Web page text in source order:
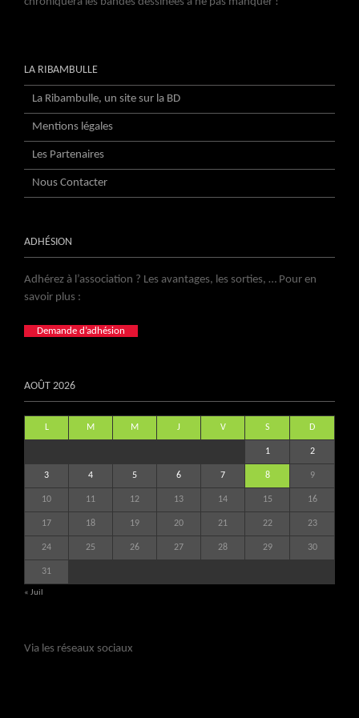
LA RIBAMBULLE
La Ribambulle, un site sur la BD
Mentions légales
Les Partenaires
Nous Contacter
ADHÉSION
Adhérez à l’association ? Les avantages, les sorties, … Pour en
savoir plus :
Demande d’adhésion
AOÛT 2026
L M M J V S D
1 2
3 4 5 6 7 8 9
10 11 12 13 14 15 16
17 18 19 20 21 22 23
24 25 26 27 28 29 30
31
« Juil
Via les réseaux sociaux